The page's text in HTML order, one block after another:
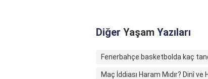
Diğer Yaşam Yazıları
Fenerbahçe basketbolda kaç
Maç İddiası Haram Mıdır? Dinî